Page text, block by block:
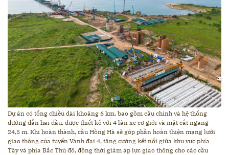
Dự án có tổng chiều dài khoảng 6 km, bao gồm cầu chính và hệ thống
đường dẫn hai đầu, được thiết kế với 4 làn xe cơ giới và mặt cắt ngang
24,5 m. Khi hoàn thành, cầu Hồng Hà sẽ góp phần hoàn thiện mạng lưới
giao thông của tuyến Vành đai 4, tăng cường kết nối giữa khu vực phía
Tây và phía Bắc Thủ đô, đồng thời giảm áp lực giao thông cho các cầu